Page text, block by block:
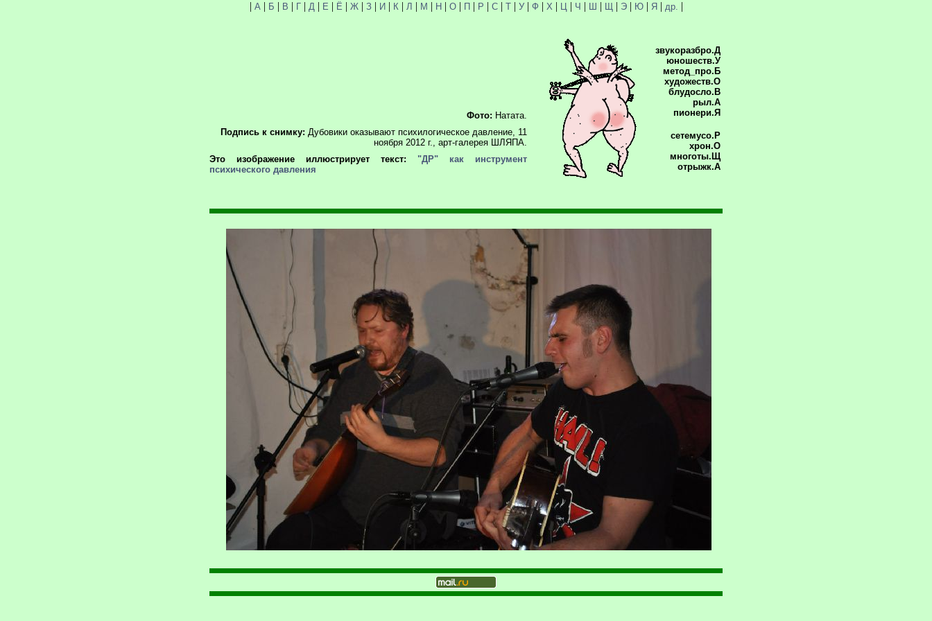
| А | Б | В | Г| Д | Е | Ё | Ж| З| И| К | Л | М | Н| О| П| Р | С| Т| У| Ф | Х | Ц | Ч | Ш | Щ | Э| Ю| Я| др. |
Фото: Натата.
Подпись к снимку: Дубовики оказывают психилогическое давление, 11
ноября 2012 г., арт-галерея ШЛЯПА.
Это изображение иллюстрирует текст: "ДР" как инструмент
психического давления
звукоразбро.Д
юношеств.У
метод_про.Б
художеств.О
блудосло.В
рыл.А
пионери.Я
сетемусо.Р
хрон.О
многоты.Щ
отрыжк.А